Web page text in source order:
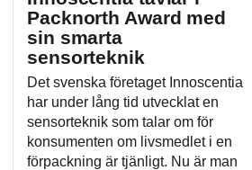
Packnorth Award med
sin smarta
sensorteknik
Det svenska företaget Innoscentia
har under lång tid utvecklat en
sensorteknik som talar om för
konsumenten om livsmedlet i en
förpackning är tjänligt. Nu är man